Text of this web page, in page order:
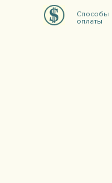
Способы
оплаты